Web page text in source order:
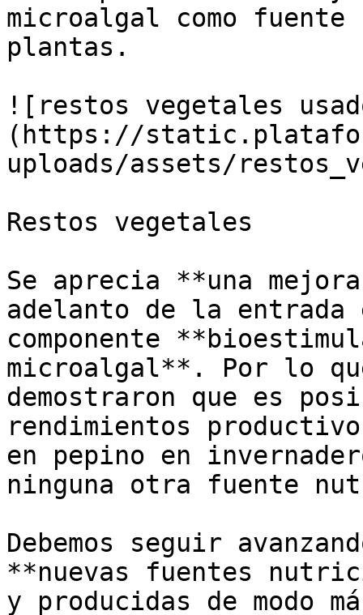
microalgal como
plantas.
![restos vegetales
(https://
uploads/assets/
Restos vegetales
Se aprecia **una
adelanto de la entrada
componente
microalgal**. Por lo
demostraron que es
rendimientos
en pepino en
ninguna otra fuente
Debemos seguir
**nuevas fuentes
y producidas de modo